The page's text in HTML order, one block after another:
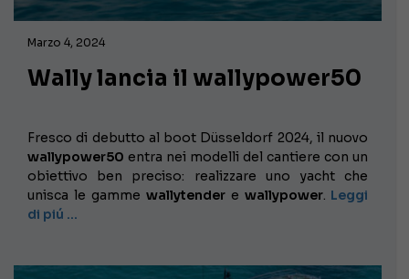
Marzo 4, 2024
Wally lancia il wallypower50
Fresco di debutto al boot Düsseldorf 2024, il nuovo
wallypower50 entra nei modelli del cantiere con un
obiettivo ben preciso: realizzare uno yacht che
unisca le gamme wallytender e wallypower. Leggi
di piú …